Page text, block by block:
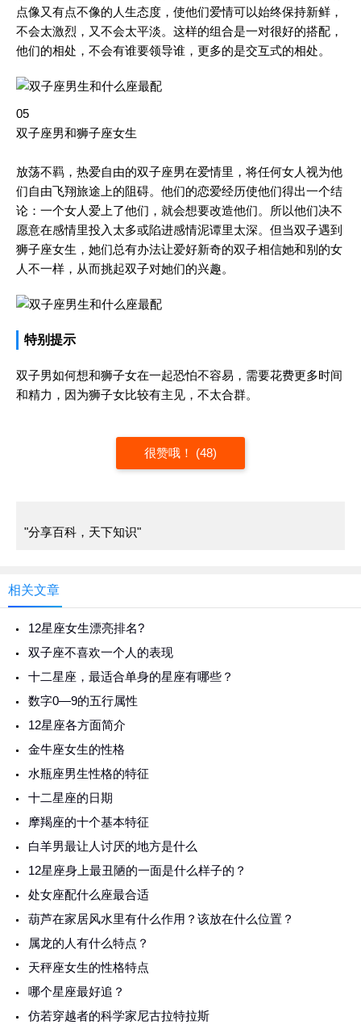
点像又有点不像的人生态度，使他们爱情可以始终保持新鲜，
不会太激烈，又不会太平淡。这样的组合是一对很好的搭配，
他们的相处，不会有谁要领导谁，更多的是交互式的相处。
05
双子座男和狮子座女生
放荡不羁，热爱自由的双子座男在爱情里，将任何女人视为他
们自由飞翔旅途上的阻碍。他们的恋爱经历使他们得出一个结
论：一个女人爱上了他们，就会想要改造他们。所以他们决不
愿意在感情里投入太多或陷进感情泥谭里太深。但当双子遇到
狮子座女生，她们总有办法让爱好新奇的双子相信她和别的女
人不一样，从而挑起双子对她们的兴趣。
特别提示
双子男如何想和狮子女在一起恐怕不容易，需要花费更多时间
和精力，因为狮子女比较有主见，不太合群。
很赞哦！ (48)
"分享百科，天下知识"
相关文章
12星座女生漂亮排名?
双子座不喜欢一个人的表现
十二星座，最适合单身的星座有哪些？
数字0—9的五行属性
12星座各方面简介
金牛座女生的性格
水瓶座男生性格的特征
十二星座的日期
摩羯座的十个基本特征
白羊男最让人讨厌的地方是什么
12星座身上最丑陋的一面是什么样子的？
处女座配什么座最合适
葫芦在家居风水里有什么作用？该放在什么位置？
属龙的人有什么特点？
天秤座女生的性格特点
哪个星座最好追？
仿若穿越者的科学家尼古拉特拉斯